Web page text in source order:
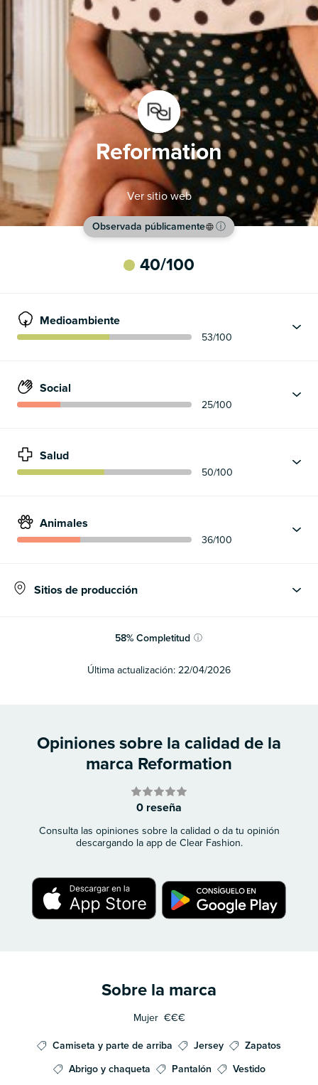
Reformation
Ver sitio web
Observada públicamente ⓘ
40/100
Medioambiente
53/100
Social
25/100
Salud
50/100
Animales
36/100
Sitios de producción
58% Completitud ⓘ
Última actualización: 22/04/2026
Opiniones sobre la calidad de la
marca Reformation
0 reseña
Consulta las opiniones sobre la calidad o da tu opinión
descargando la app de Clear Fashion.
Sobre la marca
Mujer €€€
Camiseta y parte de arriba Jersey
Zapatos
Abrigo y chaqueta
Pantalón
Vestido